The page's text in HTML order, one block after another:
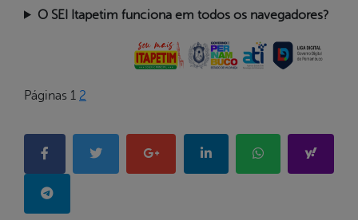
O SEI Itapetim funciona em todos os navegadores?
Páginas 1 2